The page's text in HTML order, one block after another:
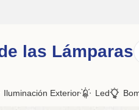
las Lámparas
Iluminación Exterior Led